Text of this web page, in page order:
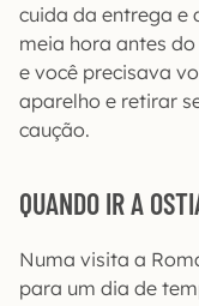
cuida da entrega e
meia hora antes
e você precisava
aparelho e retirar
caução.
QUANDO IR A
Numa visita a
para um dia de